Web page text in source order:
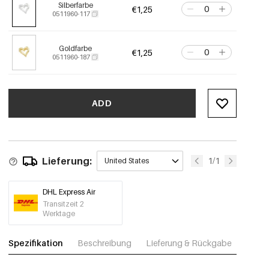
Silberfarbe
0511960-117 €1,25
Goldfarbe
0511960-187 €1,25
ADD
Lieferung: United States 1/1
DHL Express Air
Transitzeit 2
Werktage
Spezifikation Beschreibung Lieferung & Rückgabe